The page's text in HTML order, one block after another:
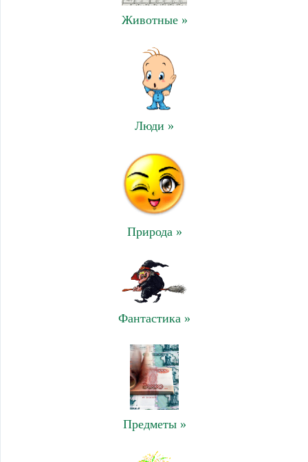
Животные »
Люди »
Природа »
Фантастика »
Предметы »